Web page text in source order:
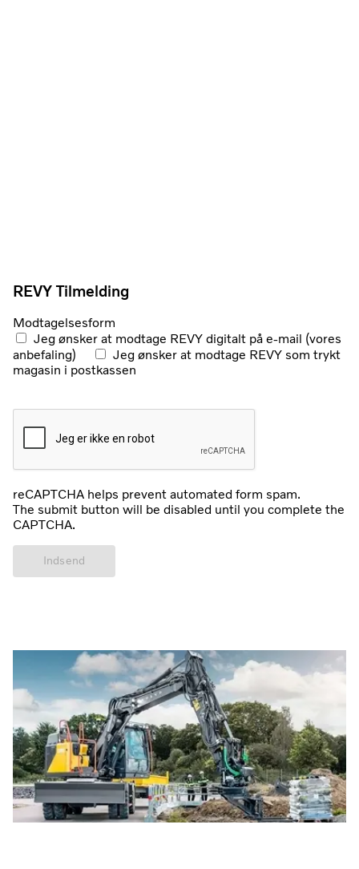
REVY Tilmelding
Modtagelsesform
Jeg ønsker at modtage REVY digitalt på e-mail (vores
anbefaling)
Jeg ønsker at modtage REVY som trykt
magasin i postkassen
reCAPTCHA helps prevent automated form spam.
The submit button will be disabled until you complete the
CAPTCHA.
Indsend